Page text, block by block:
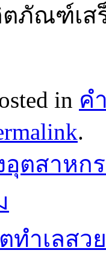
ตภัณฑ์เ
in ค
.
อุตสาหก
ทำเลส